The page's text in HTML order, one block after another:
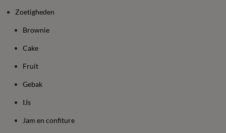
Zoetigheden
Brownie
Cake
Fruit
Gebak
IJs
Jam en confiture